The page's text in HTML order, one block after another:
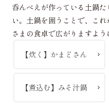
呑んべえが作っている土鍋
い。土鍋を囲うことで、こ
さまの食卓で広がりますよう
【炊く】かまどさん
【煮込む】みそ汁鍋